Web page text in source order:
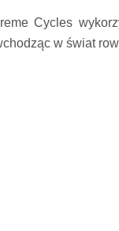
Cycles
w świat